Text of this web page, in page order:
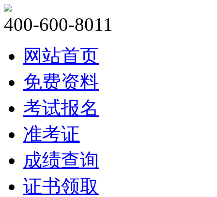
400-600-8011
网站首页
免费资料
考试报名
准考证
成绩查询
证书领取